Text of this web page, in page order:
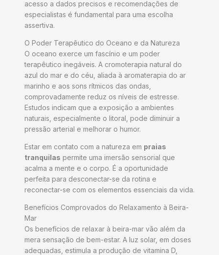
acesso a dados precisos e recomendações de
especialistas é fundamental para uma escolha
assertiva.
O Poder Terapêutico do Oceano e da Natureza
O oceano exerce um fascínio e um poder
terapêutico inegáveis. A cromoterapia natural do
azul do mar e do céu, aliada à aromaterapia do ar
marinho e aos sons rítmicos das ondas,
comprovadamente reduz os níveis de estresse.
Estudos indicam que a exposição a ambientes
naturais, especialmente o litoral, pode diminuir a
pressão arterial e melhorar o humor.
Estar em contato com a natureza em praias
tranquilas permite uma imersão sensorial que
acalma a mente e o corpo. É a oportunidade
perfeita para desconectar-se da rotina e
reconectar-se com os elementos essenciais da vida.
Benefícios Comprovados do Relaxamento à Beira-
Mar
Os benefícios de relaxar à beira-mar vão além da
mera sensação de bem-estar. A luz solar, em doses
adequadas, estimula a produção de vitamina D,